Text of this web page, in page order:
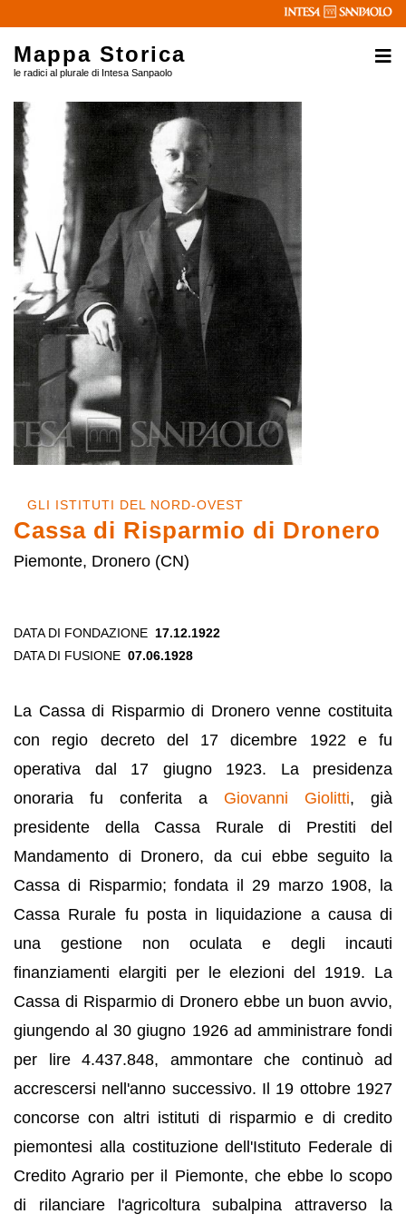
Mappa Storica
le radici al plurale di Intesa Sanpaolo
GLI ISTITUTI DEL NORD-OVEST
Cassa di Risparmio di Dronero
Piemonte, Dronero (CN)
DATA DI FONDAZIONE 17.12.1922
DATA DI FUSIONE 07.06.1928
La Cassa di Risparmio di Dronero venne costituita
con regio decreto del 17 dicembre 1922 e fu
operativa dal 17 giugno 1923. La presidenza
onoraria fu conferita a Giovanni Giolitti, già
presidente della Cassa Rurale di Prestiti del
Mandamento di Dronero, da cui ebbe seguito la
Cassa di Risparmio; fondata il 29 marzo 1908, la
Cassa Rurale fu posta in liquidazione a causa di
una gestione non oculata e degli incauti
finanziamenti elargiti per le elezioni del 1919. La
Cassa di Risparmio di Dronero ebbe un buon avvio,
giungendo al 30 giugno 1926 ad amministrare fondi
per lire 4.437.848, ammontare che continuò ad
accrescersi nell'anno successivo. Il 19 ottobre 1927
concorse con altri istituti di risparmio e di credito
piemontesi alla costituzione dell'Istituto Federale di
Credito Agrario per il Piemonte, che ebbe lo scopo
di rilanciare l'agricoltura subalpina attraverso la